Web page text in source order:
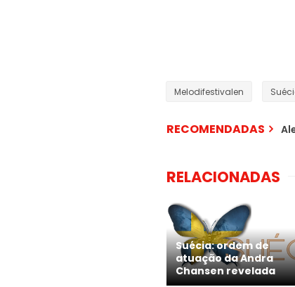
Melodifestivalen
RECOMENDADAS
RELACIONADAS
Suécia: ordem de
atuação da Andra
Chansen revelada